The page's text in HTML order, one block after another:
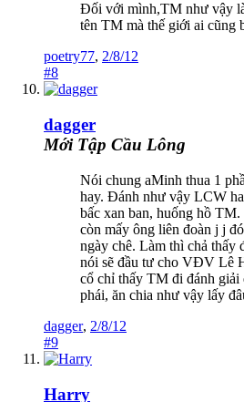
Đối với mình,TM như vậy
tên TM mà thế giới ai cũng
poetry77, 2/8/12
#8
dagger
Mới Tập Cầu Lông
Nói chung aMinh thua 1
hay. Đánh như vậy LCW
bấc xan ban, huống hồ TM.
còn mấy ông liên đoàn j j
ngày chê. Làm thì chả thấy
nói sẽ đầu tư cho VĐV Lê
cổ chỉ thấy TM đi đánh giải
phái, ăn chia như vậy lấy
dagger, 2/8/12
#9
Harry